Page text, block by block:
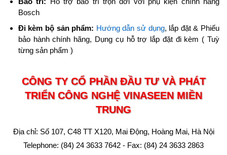
Bosch
Đi kèm bộ sản phẩm: Hướng dẫn sử dụng, lắp đặt & Phiếu
bảo hành chính hãng, Dụng cụ hỗ trợ lắp đặt đi kèm ( Tuỳ
từng sản phẩm )
CÔNG TY CỔ PHẦN ĐẦU TƯ VÀ PHÁT
TRIỂN CÔNG NGHỆ VINASEEN MIỀN
TRUNG
Địa chỉ: Số 107, C48 TT X120, Mai Động, Hoàng Mai, Hà Nội
Telephone: (84) 24 3633 7642 - Fax: (84) 24 3633 2863